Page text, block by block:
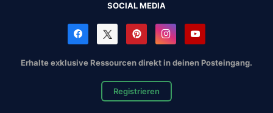
SOCIAL MEDIA
Erhalte exklusive Ressourcen direkt in deinen Posteingang.
Registrieren